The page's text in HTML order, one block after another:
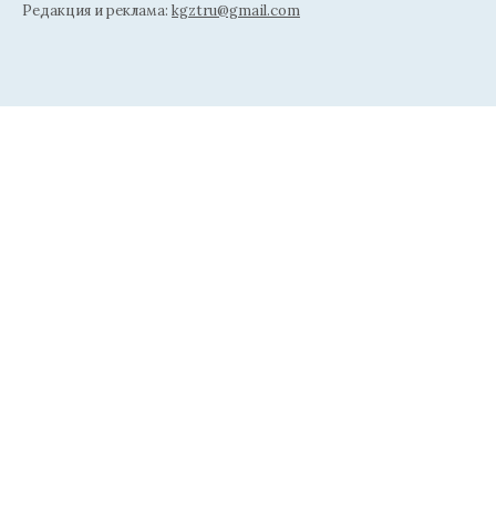
Редакция и реклама: kgztru@gmail.com